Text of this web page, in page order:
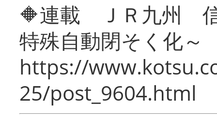
🔶連載 ＪＲ九州 信
特殊自動閉そく化～
https://
25/post_9604.html